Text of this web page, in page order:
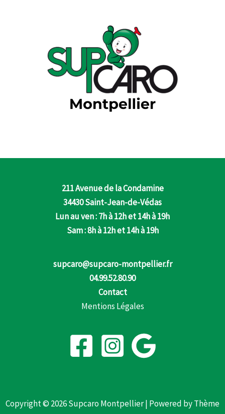
211 Avenue de la Condamine
34430 Saint-Jean-de-Védas
Lun au ven : 7h à 12h et 14h à 19h
Sam : 8h à 12h et 14h à 19h
supcaro@supcaro-montpellier.fr
04.99.52.80.90
Contact
Mentions Légales
Copyright © 2026 Supcaro Montpellier | Powered byThème